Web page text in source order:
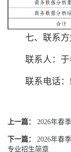
七、联系方
联系人：于
联系电话：
上一篇： 2026年春
下一篇：
2026年春
专业招生简章